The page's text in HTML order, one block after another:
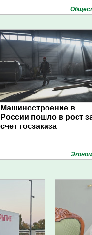
Машиностроение в
России пошло в рост
счет госзаказа